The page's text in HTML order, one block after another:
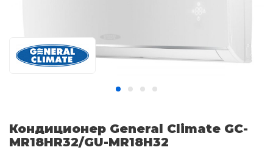
Кондиционер General Climate GC-
MR18HR32/GU-MR18H32